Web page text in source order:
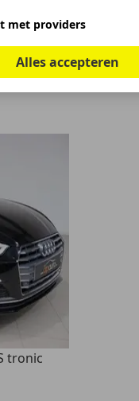
tronic
met providers
Alles accepteren